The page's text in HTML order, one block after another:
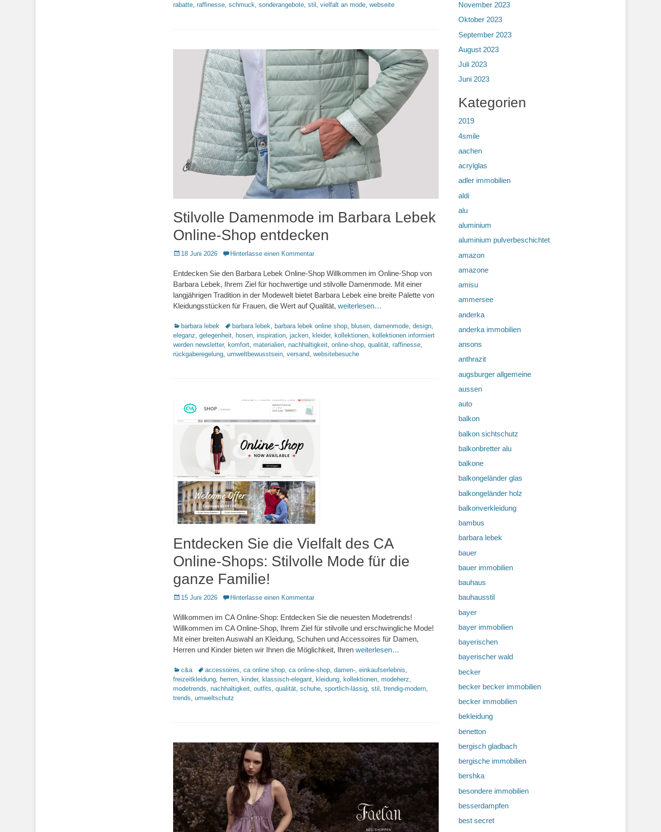
rabatte, raffinesse, schmuck, sonderangebote, stil , vielfalt an mode, webseite
Stilvolle Damenmode im Barbara Lebek
Online-Shop entdecken
Posted
18 Juni 2026 Hinterlasse einen Kommentar
Entdecken Sie den Barbara Lebek Online-Shop Willkommen im Online-Shop von
Barbara Lebek, Ihrem Ziel für hochwertige und stilvolle Damenmode. Mit einer
langjährigen Tradition in der Modewelt bietet Barbara Lebek eine breite Palette von
Kleidungsstücken für Frauen, die Wert auf Qualität, weiterlesen…
Kategorien
barbara lebek Schlagworte
barbara lebek barbara lebek online shop blusen damenmode design
eleganz gelegenheit hosen inspiration jacken kleider, kollektionen
kollektionen informiert
werden newsletter, komfort materialien nachhaltigkeit online-shop qualität raffinesse
rückgaberegelung umweltbewusstsein versand websitebesuche
Entdecken Sie die Vielfalt des CA
Online-Shops: Stilvolle Mode für die
ganze Familie!
Posted
15 Juni 2026 Hinterlasse einen Kommentar
Willkommen im CA Online-Shop: Entdecken Sie die neuesten Modetrends!
Willkommen im CA Online-Shop, Ihrem Ziel für stilvolle und erschwingliche Mode!
Mit einer breiten Auswahl an Kleidung, Schuhen und Accessoires für Damen,
Herren und Kinder bieten wir Ihnen die Möglichkeit, Ihren weiterlesen…
Kategorien
c&a Schlagworte
accessoires ca online shop ca online-shop damen- einkaufserlebnis
freizeitkleidung
herren kinder, klassisch-elegant kleidung kollektionen modeherz
modetrends nachhaltigkeit outfits qualität schuhe sportlich-lässig stil trendig-modern
trends umweltschutz
November 2023
Oktober 2023
September 2023
August 2023
Juli 2023
Juni 2023
Kategorien
2019
4smile
aachen
acrylglas
adler immobilien
aldi
alu
aluminium
aluminium pulverbeschichtet
amazon
amazone
amisu
ammersee
anderka
anderka immobilien
ansons
anthrazit
augsburger allgemeine
aussen
auto
balkon
balkon sichtschutz
balkonbretter alu
balkone
balkongeländer glas
balkongeländer holz
balkonverkleidung
bambus
barbara lebek
bauer
bauer immobilien
bauhaus
bauhausstil
bayer
bayer immobilien
bayerischen
bayerischer wald
becker
becker becker immobilien
becker immobilien
bekleidung
benetton
bergisch gladbach
bergische immobilien
bershka
besondere immobilien
besserdampfen
best secret